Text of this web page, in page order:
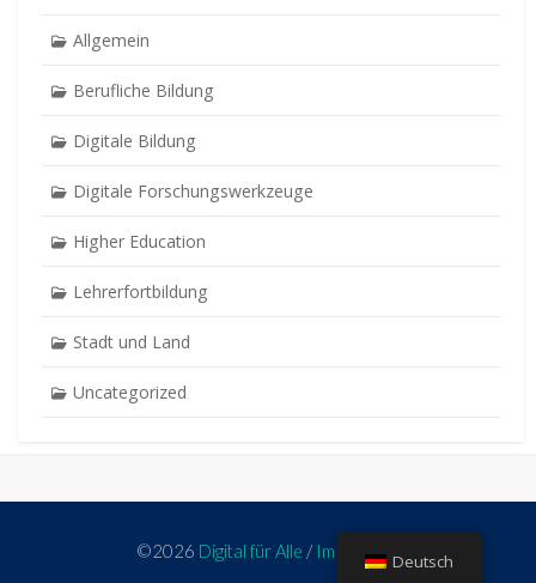
Allgemein
Berufliche Bildung
Digitale Bildung
Digitale Forschungswerkzeuge
Higher Education
Lehrerfortbildung
Stadt und Land
Uncategorized
©2026 Digital für Alle / Impressum
Deutsch